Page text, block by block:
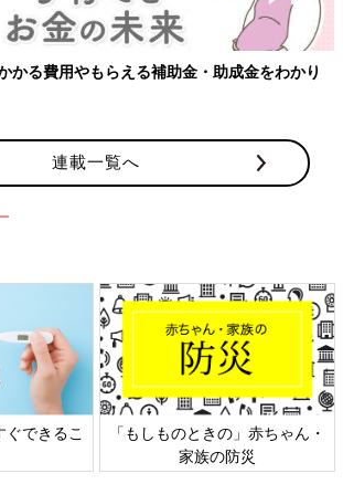
かる費用やもらえる補助金・助成金をわかり
連載一覧へ
できるこ
「もしものときの」赤ちゃん・
家族の防災